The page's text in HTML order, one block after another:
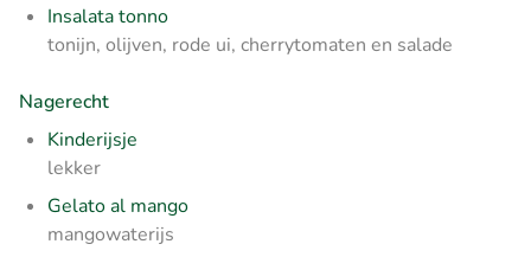
Insalata tonno
tonijn, olijven, rode ui, cherrytomaten en salade
Nagerecht
Kinderijsje
lekker
Gelato al mango
mangowaterijs